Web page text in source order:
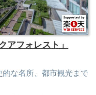
アフォレスト」
な名所、都市観光まで